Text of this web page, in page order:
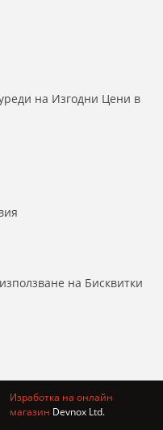
на Бисквитки
на Изгодни Цени в
Изработка на онлайн
магазин Devnox Ltd.